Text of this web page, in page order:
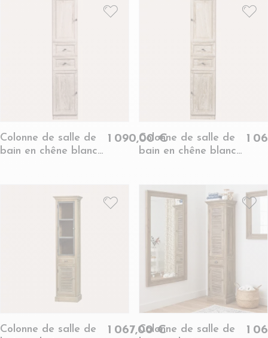
Colonne de salle de
bain en chêne blanchi
1 090,00 €Colonne de salle de
bain en chêne blanchi
1
Colonne de salle de
1 067,00 €Colonne de salle de
1